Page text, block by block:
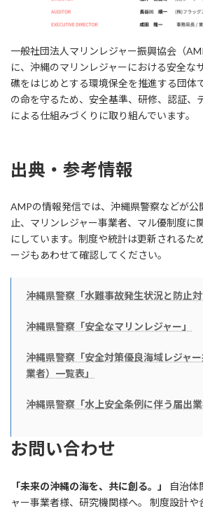
一般社団法人マリンレジャー振興協会（
に、沖縄のマリンレジャーにおける安全な
礁をはじめとする環境保全を推進する団体
の命を守るため、安全基準、研修、認証、
による仕組みづくりに取り組んでいます。
出典・参考情報
AMPの情報発信では、沖縄県警察などが公
止、マリンレジャー事業者、マル優制度に
にしています。制度や統計は更新されるた
ージもあわせて確認してください。
沖縄県警察「水難事故発生状況と防止対
沖縄県警察「安全なマリンレジャー」
沖縄県警察「安全対策優良海域レジャ
業者）一覧表」
沖縄県警察「水上安全条例に伴う届出業
お問い合わせ
「未来の沖縄の海を、共に創る。」
自治体
ャー事業者様、研究機関様へ。 制度設計